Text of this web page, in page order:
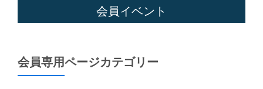
会員イベント
会員専用ページカテゴリー